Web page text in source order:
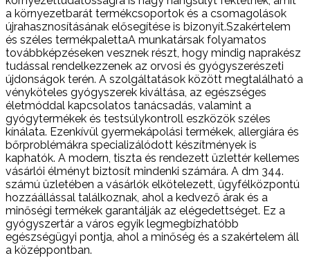
a környezetbarát termékcsoportok és a csomagolások
újrahasznosításának elősegítése is bizonyít.Szakértelem
és széles termékpalettaA munkatársak folyamatos
továbbképzéseken vesznek részt, hogy mindig naprakész
tudással rendelkezzenek az orvosi és gyógyszerészeti
újdonságok terén. A szolgáltatások között megtalálható a
vényköteles gyógyszerek kiváltása, az egészséges
életmóddal kapcsolatos tanácsadás, valamint a
gyógytermékek és testsúlykontroll eszközök széles
kínálata. Ezenkívül gyermekápolási termékek, allergiára és
bőrproblémákra specializálódott készítmények is
kaphatók. A modern, tiszta és rendezett üzlettér kellemes
vásárlói élményt biztosít mindenki számára. A dm 344.
számú üzletében a vásárlók elkötelezett, ügyfélközpontú
hozzáállással találkoznak, ahol a kedvező árak és a
minőségi termékek garantálják az elégedettséget. Ez a
gyógyszertár a város egyik legmegbízhatóbb
egészségügyi pontja, ahol a minőség és a szakértelem áll
a középpontban.